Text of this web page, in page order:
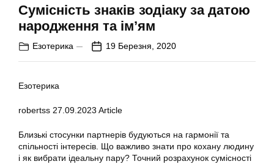
Сумісність знаків зодіаку за датою
народження та ім’ям
Езотерика 19 Березня, 2020
Езотерика
robertss 27.09.2023 Article
Близькі стосунки партнерів будуються на гармонії та
спільності інтересів. Що важливо знати про кохану людину
і як вибрати ідеальну пару? Точний розрахунок сумісності